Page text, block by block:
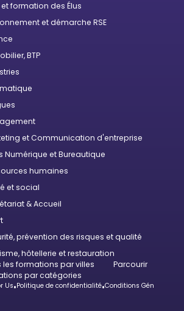
formation des Élus
et démarche RSE
BTP
et Communication d'entreprise
Numérique et Bureautique
humaines
et social
& Accueil
prévention des risques et qualité
hôtellerie et restauration
les formations par villes
Parcourir
par catégories
Us•Politique de confidentialité•Conditions Générales